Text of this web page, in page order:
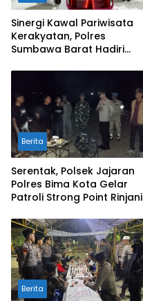
Sinergi Kawal Pariwisata
Kerakyatan, Polres
Sumbawa Barat Hadiri
Sharing Pengelolaan
Pariwisata Bendungan Tiu
Suntuk”
Berita
Serentak, Polsek Jajaran
Polres Bima Kota Gelar
Patroli Strong Point Rinjani
Berita